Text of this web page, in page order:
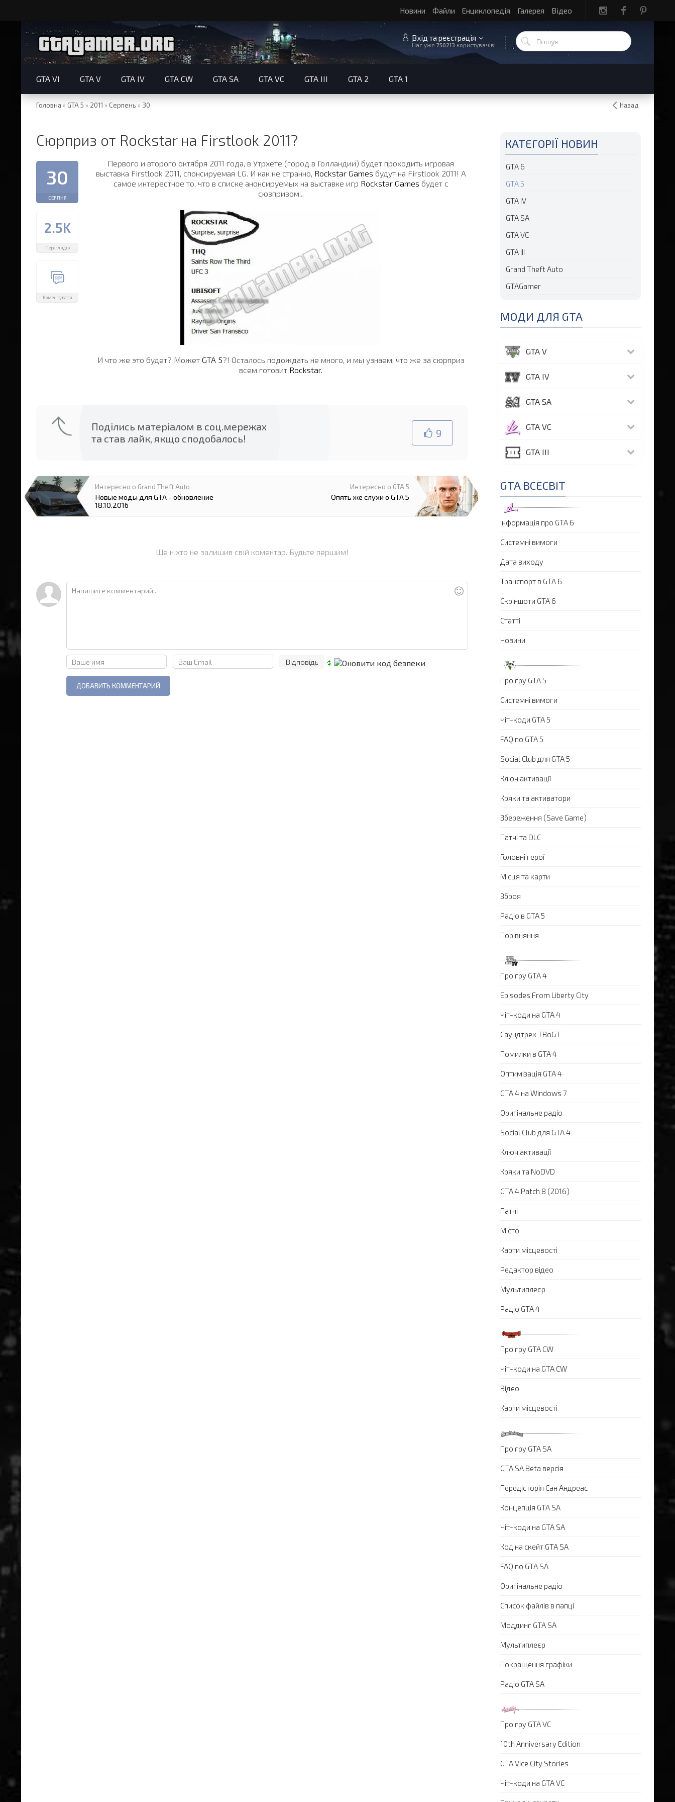
Новини Файли Енциклопедія Галерея Відео
Вхід та реєстрація
Нас уже 750213 користувачів!
GTA VI GTA V GTA IV GTA CW GTA SA GTA VC GTA III GTA 2 GTA 1
Назад
Головна »GTA 5 » 2011 »Серпень » 30
Сюрприз от Rockstar на Firstlook 2011?
30
СЕРПНЯ
2.5K
Переглядів
Коментувати
Первого и второго октября 2011 года, в Утрхете (город в Голландии) будет проходить игровая
выставка Firstlook 2011, спонсируемая LG. И как не странно, Rockstar Games будут на Firstlook 2011! А
самое интерестное то, что в списке анонсируемых на выставке игр Rockstar Games будет с
сюзпризом...
И что же это будет? Может GTA 5?! Осталось подождать не много, и мы узнаем, что же за сюрприз
всем готовит Rockstar.
Поділись матеріалом в соц.мережах
та став лайк, якщо сподобалось!
9
Интересно о Grand Theft Auto
Новые моды для GTA - обновление
18.10.2016
Интересно о GTA 5
Опять же слухи о GTA 5
Ще ніхто не залишив свій коментар. Будьте першим!
КАТЕГОРІЇ НОВИН
GTA 6
GTA 5
GTA IV
GTA SA
GTA VC
GTA III
Grand Theft Auto
GTAGamer
МОДИ ДЛЯ GTA
GTA V
GTA IV
GTA SA
GTA VC
GTA III
GTA ВСЕСВІТ
Інформація про GTA 6
Системні вимоги
Дата виходу
Транспорт в GTA 6
Скріншоти GTA 6
Статті
Новини
Про гру GTA 5
Системні вимоги
Чіт-коди GTA 5
FAQ по GTA 5
Social Club для GTA 5
Ключ активації
Кряки та активатори
Збереження (Save Game)
Патчі та DLC
Головні герої
Місця та карти
Зброя
Радіо в GTA 5
Порівняння
Про гру GTA 4
Episodes From Liberty City
Чіт-коди на GTA 4
Саундтрек TBoGT
Помилки в GTA 4
Оптимізація GTA 4
GTA 4 на Windows 7
Оригінальне радіо
Social Club для GTA 4
Ключ активації
Кряки та NoDVD
GTA 4 Patch 8 (2016)
Патчі
Місто
Карти місцевості
Редактор відео
Мультиплеєр
Радіо GTA 4
Про гру GTA CW
Чіт-коди на GTA CW
Відео
Карти місцевості
Про гру GTA SA
GTA SA Beta версія
Передісторія Сан Андреас
Концепція GTA SA
Чіт-коди на GTA SA
Код на скейт GTA SA
FAQ по GTA SA
Оригінальне радіо
Список файлів в папці
Моддинг GTA SA
Мультиплеєр
Покращення графіки
Радіо GTA SA
Про гру GTA VC
10th Anniversary Edition
GTA Vice City Stories
Чіт-коди на GTA VC